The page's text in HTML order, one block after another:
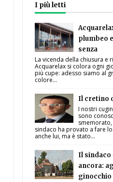
I più letti
plumbeo
senza
La vicenda della chiusura e
Acquarelax si colora ogni
più cupe: adesso siamo al
colore...
Il cretino
I nostri
sono
sindaco ha provato a fare
anche lui, ma è stato...
Il sindaco
ancora:
ginocchio